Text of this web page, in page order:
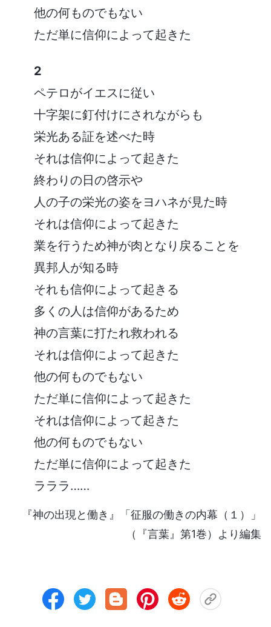
他の何ものでもない
ただ単に信仰によって起きた
2
ペテロがイエスに従い
十字架に釘付けにされながらも
栄光ある証を述べた時
それは信仰によって起きた
終わりの日の啓示や
人の子の栄光の姿をヨハネが見た時
それは信仰によって起きた
業を行うため神が肉となり戻ることを
異邦人が知る時
それも信仰によって起きる
多くの人は信仰があるため
神の言葉に打たれ救われる
それは信仰によって起きた
他の何ものでもない
ただ単に信仰によって起きた
それは信仰によって起きた
他の何ものでもない
ただ単に信仰によって起きた
ラララ……
『神の出現と働き』「征服の働きの内幕（１）」
（『言葉』第1巻）より編集